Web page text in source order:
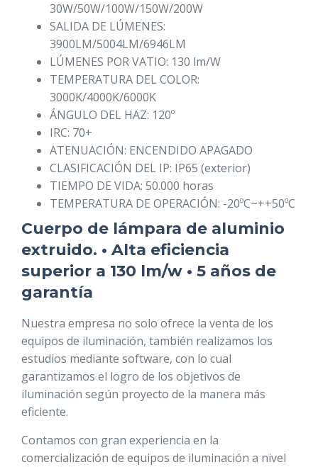
30W/50W/100W/150W/200W
SALIDA DE LÚMENES:
3900LM/5004LM/6946LM
LÚMENES POR VATIO: 130 lm/W
TEMPERATURA DEL COLOR:
3000K/4000K/6000K
ÁNGULO DEL HAZ: 120º
IRC: 70+
ATENUACIÓN: ENCENDIDO APAGADO
CLASIFICACIÓN DEL IP: IP65 (exterior)
TIEMPO DE VIDA: 50.000 horas
TEMPERATURA DE OPERACIÓN: -20ºC~++50ºC
Cuerpo de lámpara de aluminio
extruido. • Alta eficiencia
superior a 130 lm/w • 5 años de
garantía
Nuestra empresa no solo ofrece la venta de los
equipos de iluminación, también realizamos los
estudios mediante software, con lo cual
garantizamos el logro de los objetivos de
iluminación según proyecto de la manera más
eficiente.
Contamos con gran experiencia en la
comercialización de equipos de iluminación a nivel